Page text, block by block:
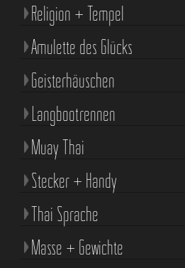
Religion + Tempel
Amulette des Glücks
Geisterhäuschen
Langbootrennen
Muay Thai
Stecker + Handy
Thai Sprache
Masse + Gewichte